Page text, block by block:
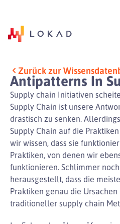
Zurück zur
Antipatterns In
Supply chain Initiativen
Supply Chain ist unsere
drastisch zu senken.
Supply Chain auf die
wir wissen, dass sie
Praktiken, von denen wir
funktionieren. Schlimmer
herausgestellt, dass die
Praktiken genau die
traditioneller supply chain